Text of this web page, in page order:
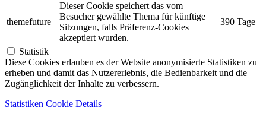
themefuture
Dieser Cookie speichert das vom
Besucher gewählte Thema für künftige
Sitzungen, falls Präferenz-Cookies
akzeptiert wurden.
390 Tage
Statistik
Diese Cookies erlauben es der Website anonymisierte Statistiken zu
erheben und damit das Nutzererlebnis, die Bedienbarkeit und die
Zugänglichkeit der Inhalte zu verbessern.
Statistiken Cookie Details